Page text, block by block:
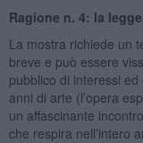
Ragione n. 4: la
La mostra richiede un
breve e può essere
pubblico di interessi ed
anni di arte (l’opera
un affascinante
che respira nell’intero